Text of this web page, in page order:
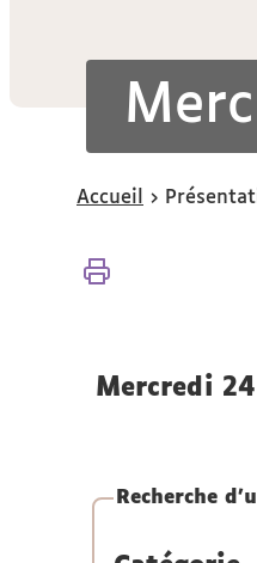
Vous
ici :
Accueil
mercredi
Recherche